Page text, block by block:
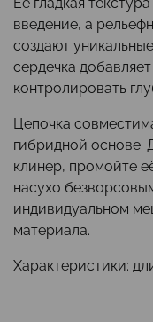
введение, а
создают
сердечка
контролировать
Цепочка
гибридной основе.
клинер, промойте
насухо
индивидуальном
материала.
Характеристики: